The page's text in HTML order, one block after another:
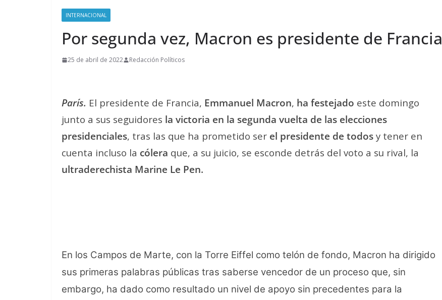
INTERNACIONAL
Por segunda vez, Macron es presidente de Francia
25 de abril de 2022 Redacción Políticos
París. El presidente de Francia, Emmanuel Macron, ha festejado este domingo
junto a sus seguidores la victoria en la segunda vuelta de las elecciones
presidenciales, tras las que ha prometido ser el presidente de todos y tener en
cuenta incluso la cólera que, a su juicio, se esconde detrás del voto a su rival, la
ultraderechista Marine Le Pen.
En los Campos de Marte, con la Torre Eiffel como telón de fondo, Macron ha dirigido
sus primeras palabras públicas tras saberse vencedor de un proceso que, sin
embargo, ha dado como resultado un nivel de apoyo sin precedentes para la